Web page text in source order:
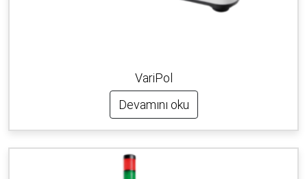
VariPol
Devamını oku